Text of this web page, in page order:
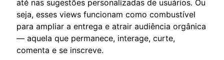
até nas sugestões personalizadas de usuários. Ou
seja, esses views funcionam como combustível
para ampliar a entrega e atrair audiência orgânica
— aquela que permanece, interage, curte,
comenta e se inscreve.